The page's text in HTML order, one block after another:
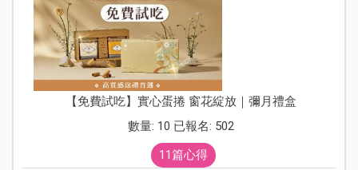
【免費試吃】實心蛋捲 窗花綻放｜彌月禮盒
數量: 10 已報名: 502
11篇心得